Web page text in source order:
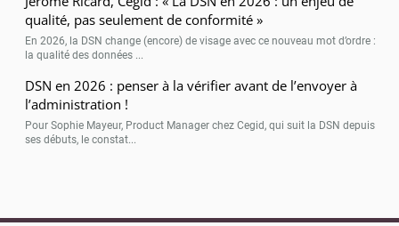
qualité, pas seulement de conformité »
En 2026, la DSN change (encore) de visage avec ce nouveau mot d’ordre :
la qualité des données ...
DSN en 2026 : penser à la vérifier avant de l’envoyer à
l’administration !
Pour Sophie Mayeur, Product Manager chez Cegid, qui suit la DSN depuis
ses débuts, le constat...